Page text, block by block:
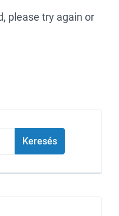
please try again or
Keresés